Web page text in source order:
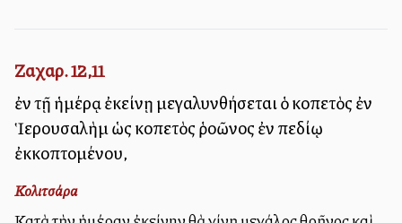
Ζαχαρ. 12,11
ἐν τῇ ἡμέρᾳ ἐκείνῃ μεγαλυνθήσεται ὁ κοπετὸς ἐν
Ἱερουσαλὴμ ὡς κοπετὸς ῥοῶνος ἐν πεδίῳ
ἐκκοπτομένου,
Κολιτσάρα